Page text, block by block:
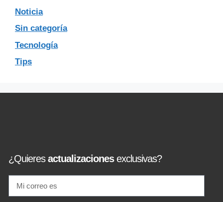
Noticia
Sin categoría
Tecnología
Tips
¿Quieresactualizacionesexclusivas?